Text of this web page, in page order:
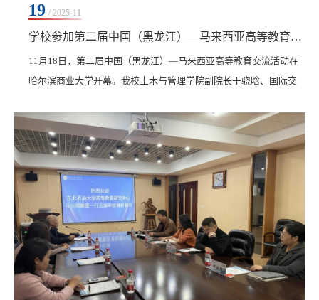
19 / 2025-11
学校参加第二届中国（黑龙江）—马来西亚高等教育交流活动
11月18日，第二届中国（黑龙江）—马来西亚高等教育交流活动在
哈尔滨商业大学开幕。我校土木与管理学院副院长于骁晗、国际交
伊斯兰理科大学、管理与科学大学、马来西亚技术大学、吉隆坡大
学多所高校的代表齐聚一堂，共话教育合作未来。本次交流活动由
黑龙江省教育厅联合省外办、马中文化旅游促进会共同主办，旨在
进一步推动我省与马来西亚在高等教育领域的深度合作...